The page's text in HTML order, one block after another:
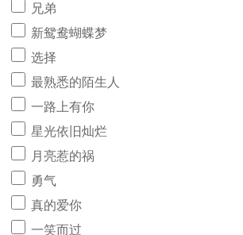
兄弟
新鸳鸯蝴蝶梦
选择
最熟悉的陌生人
一路上有你
星光依旧灿烂
月亮惹的祸
勇气
真的爱你
一笑而过